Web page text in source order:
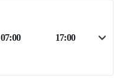
07:00 17:00